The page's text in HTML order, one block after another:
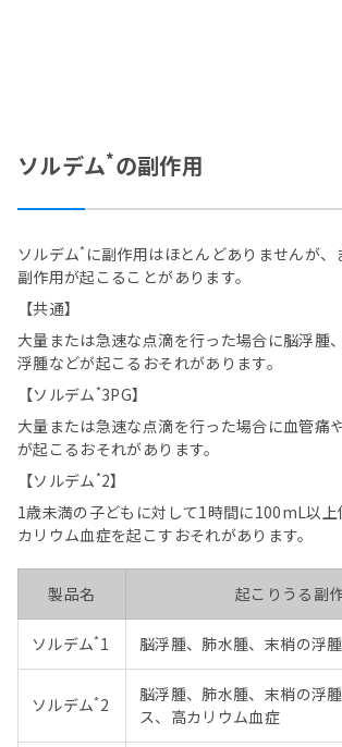
ソルデム*の副作用
ソルデム* に副作用はほとんどありませんが
副作用が起こることがあります。
【共通】
大量または急速な点滴を行った場合に脳浮腫
浮腫などが起こるおそれがあります。
【ソルデム*3PG】
大量または急速な点滴を行った場合に血管痛
が起こるおそれがあります。
【ソルデム*2】
1歳未満の子どもに対して1時間に100mL以
カリウム血症を起こすおそれがあります。
製品名 起こりうる副
ソルデム* 1 脳浮腫、肺水腫、末梢の浮
ソルデム* 2
脳浮腫、肺水腫、末梢の浮
ス、高カリウム血症